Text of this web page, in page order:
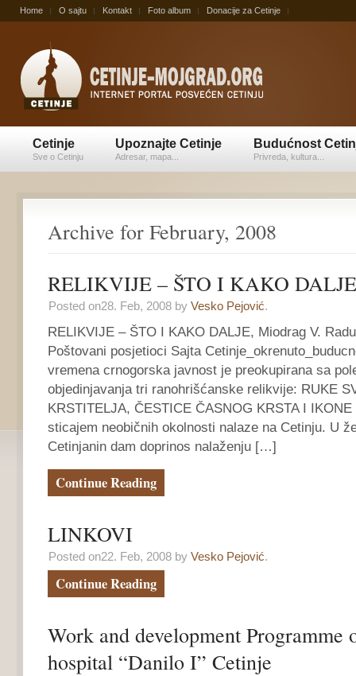
Home O sajtu Kontakt Foto album Donacije za Cetinje
Cetinje
Sve o Cetinju
Upoznajte Cetinje
Adresar, mapa...
Budućnost
Privreda, kultura...
Archive for February, 2008
RELIKVIJE – ŠTO I KAKO DALJE
Posted on28. Feb, 2008 by Vesko Pejović.
RELIKVIJE – ŠTO I KAKO DALJE, Miodrag V.
Poštovani posjetioci Sajta
vremena crnogorska javnost je preokupirana sa
objedinjavanja tri ranohrišćanske relikvije: RUKE
KRSTITELJA, ČESTICE ČASNOG KRSTA I
sticajem neobičnih okolnosti nalaze na Cetinju. U
Cetinjanin dam doprinos nalaženju […]
Continue Reading
LINKOVI
Posted on22. Feb, 2008 by Vesko Pejović.
Continue Reading
Work and development Programme
hospital “Danilo I” Cetinje